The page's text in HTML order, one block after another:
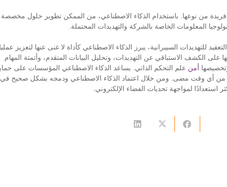
فريدة من نوعها. باستخدام الذكاء الاصطناعي، من الممكن تطوير حلول مخصصة
المعلومات الخاصة بالشركة والتهديدات المحتملة.
للتهديدات السيبرانية، يبرز الذكاء الاصطناعي كأداة لا غنى عنها لتعزيز
على الكشف الاستباقي عن التهديدات، وتحليل البيانات المتقدم، وأتمتة المهام
أمن علم التحكم الذاتي. يساعد الذكاء الاصطناعي المؤسسات على
من أي وقت مضى. ومن خلال اعتماد الذكاء الاصطناعي ودمجه بشكل صحيح في
استعدادًا لمواجهة تحديات الفضاء الإلكتروني.